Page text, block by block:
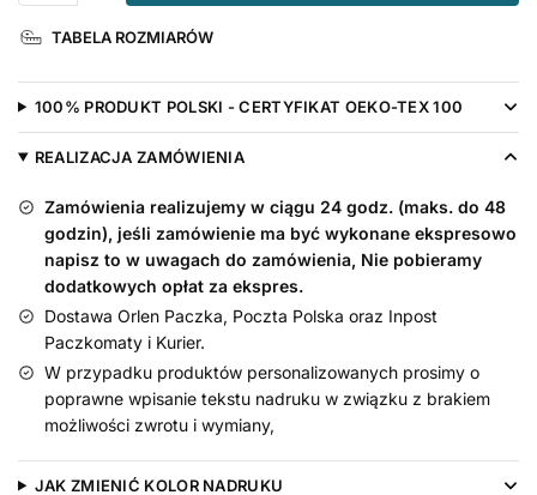
z
Kokardą
Złoty
-
body
roczek
TABELA ROZMIARÓW
100% PRODUKT POLSKI - CERTYFIKAT OEKO-TEX 100
REALIZACJA ZAMÓWIENIA
Zamówienia realizujemy w ciągu 24 godz. (maks. do 48
godzin), jeśli zamówienie ma być wykonane ekspresowo
napisz to w uwagach do zamówienia, Nie pobieramy
dodatkowych opłat za ekspres.
Dostawa Orlen Paczka, Poczta Polska oraz Inpost
Paczkomaty i Kurier.
W przypadku produktów personalizowanych prosimy o
poprawne wpisanie tekstu nadruku w związku z brakiem
możliwości zwrotu i wymiany,
JAK ZMIENIĆ KOLOR NADRUKU